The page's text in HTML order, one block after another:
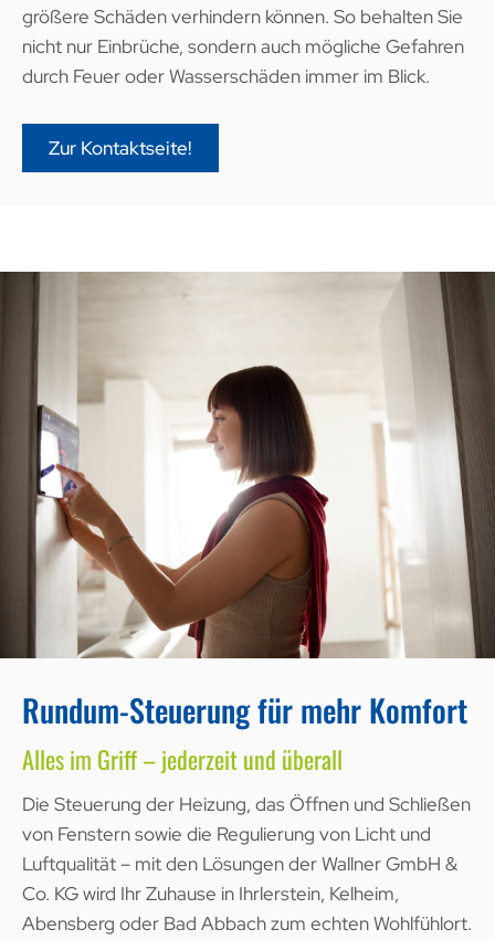
größere Schäden verhindern können. So behalten Sie
nicht nur Einbrüche, sondern auch mögliche Gefahren
durch Feuer oder Wasserschäden immer im Blick.
Zur Kontaktseite!
Rundum-Steuerung für mehr Komfort
Alles im Griff – jederzeit und überall
Die Steuerung der Heizung, das Öffnen und Schließen
von Fenstern sowie die Regulierung von Licht und
Luftqualität – mit den Lösungen der Wallner GmbH &
Co. KG wird Ihr Zuhause in Ihrlerstein, Kelheim,
Abensberg oder Bad Abbach zum echten Wohlfühlort.